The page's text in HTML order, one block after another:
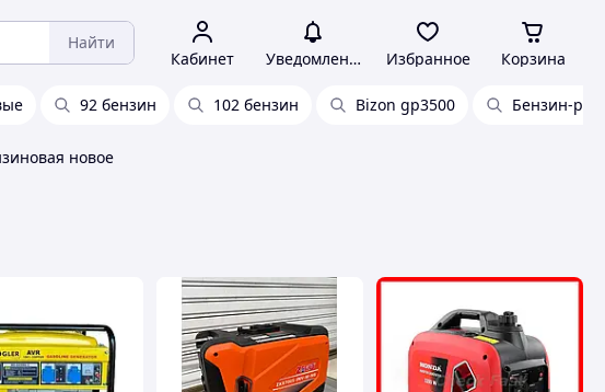
Найти
Кабинет Уведомления Избранное Корзина
92 бензин 102 бензин Bizon gp3500 Бензин-
новое